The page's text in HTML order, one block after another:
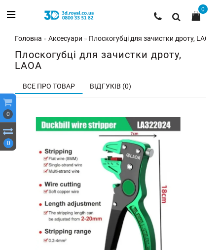
0
0
0
Головна Аксесуари Плоскогубці для зачистки дроту, LAOA
Плоскогубці для зачистки дроту,
LAOA
ВСЕ ПРО ТОВАР ВІДГУКІВ (0)